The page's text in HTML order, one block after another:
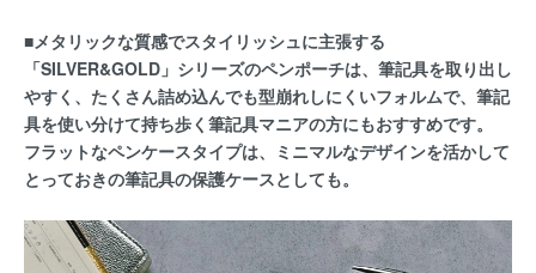
■メタリックな質感でスタイリッシュに主張する
「SILVER&GOLD」シリーズのペンポーチは、筆記具を取り出し
やすく、たくさん詰め込んでも型崩れしにくいフォルムで、筆記
具を使い分けて持ち歩く筆記具マニアの方にもおすすめです。
フラットなペンケースタイプは、ミニマルなデザインを活かして
とっておきの筆記具の保護ケースとしても。